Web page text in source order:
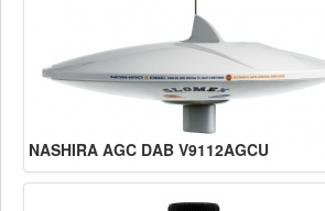
NASHIRA AGC DAB V9112AGCU